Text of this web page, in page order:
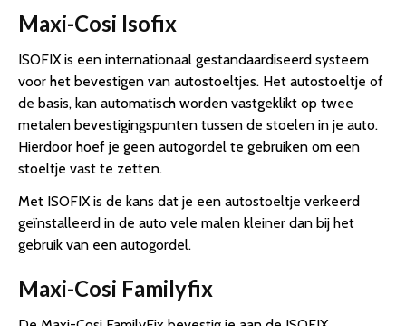
Maxi-Cosi Isofix
ISOFIX is een internationaal gestandaardiseerd systeem
voor het bevestigen van autostoeltjes. Het autostoeltje of
de basis, kan automatisch worden vastgeklikt op twee
metalen bevestigingspunten tussen de stoelen in je auto.
Hierdoor hoef je geen autogordel te gebruiken om een
stoeltje vast te zetten.
Met ISOFIX is de kans dat je een autostoeltje verkeerd
geïnstalleerd in de auto vele malen kleiner dan bij het
gebruik van een autogordel.
Maxi-Cosi Familyfix